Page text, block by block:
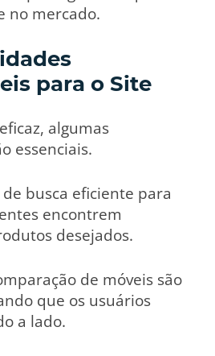
no mercado.
para o Site
algumas
essenciais.
busca eficiente para
encontrem
desejados.
de móveis são
que os usuários
a lado.